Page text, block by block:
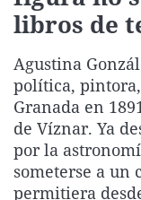
libros de
Agustina
política,
Granada en
de Víznar. Ya
por la
someterse a un
permitiera